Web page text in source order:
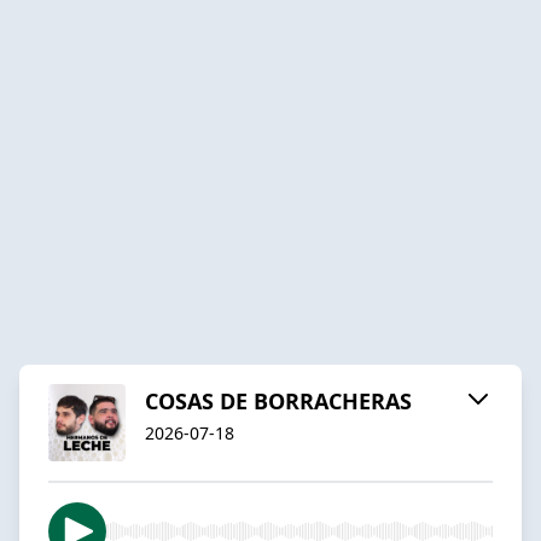
COSAS DE BORRACHERAS
2026-07-18